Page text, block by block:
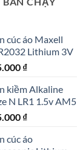
cúc áo Maxell
Lithium 3V
₫
kiềm Alkaline
N LR1 1.5v AM5
₫
cúc áo